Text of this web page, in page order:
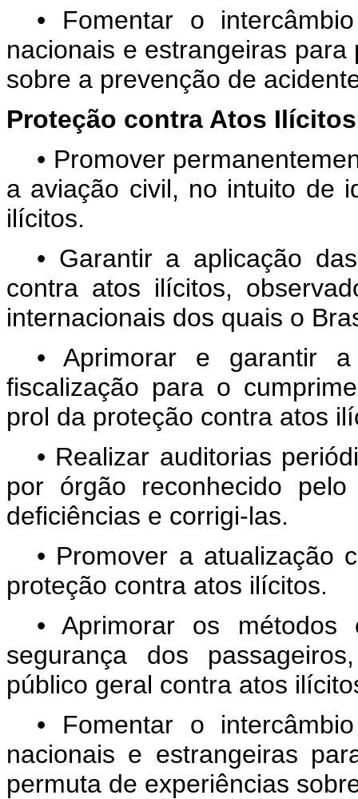
• Fomentar o
nacionais e estrangeiras
sobre a prevenção de
Proteção contra Atos Ilícitos
• Promover
a aviação civil, no intuito de
ilícitos.
• Garantir a aplicação
contra atos ilícitos,
internacionais dos quais o
• Aprimorar e garantir
fiscalização para o
prol da proteção contra atos
• Realizar auditorias
por órgão reconhecido
deficiências e corrigi-las.
• Promover a atualização
proteção contra atos ilícitos.
• Aprimorar os
segurança dos
público geral contra atos
• Fomentar o
nacionais e estrangeiras
permuta de experiências